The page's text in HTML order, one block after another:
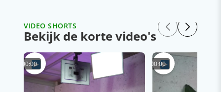
VIDEO SHORTS
Bekijk de korte video's
00:00 00:00